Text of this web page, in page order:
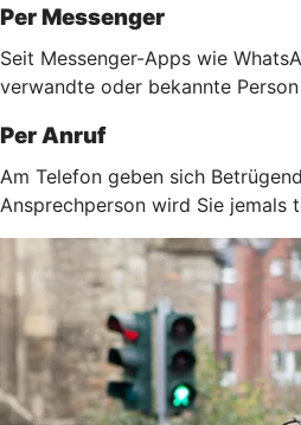
Per Messenger
Seit Messenger-Apps wie
verwandte oder bekannte
Per Anruf
Am Telefon geben sich
Ansprechperson wird Sie jemals